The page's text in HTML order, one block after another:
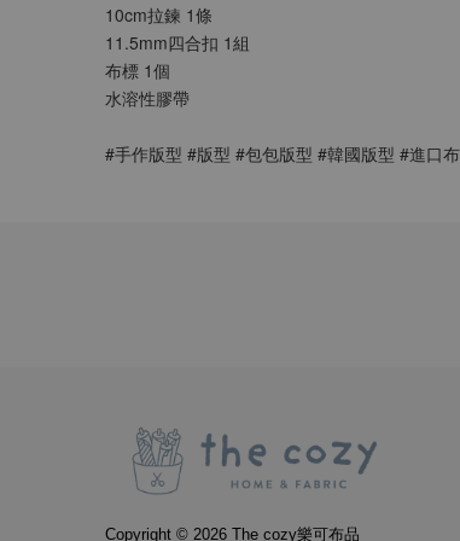
10cm拉鍊 1條
11.5mm四合扣 1組
布標 1個
水溶性膠帶
#手作版型 #版型 #包包版型 #韓國版型 #進口
Copyright © 2026 The cozy樂可布品